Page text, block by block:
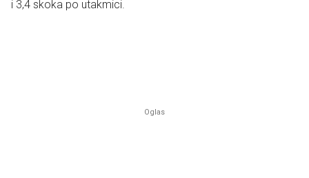
i 3,4 skoka po utakmici.